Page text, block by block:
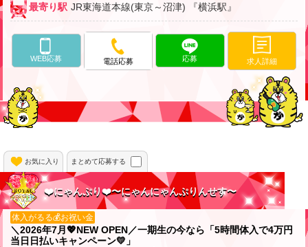
最寄り駅 JR東海道本線(東京～沼津) 『横浜駅』
WEB応募 電話応募 応募 求人詳細
お気に入り まとめて応募する
❤️にゃんぷり❤️〜にゃんにゃんぷりんせす〜
体入がるる💰お祝い金
＼2026年7月💖NEW OPEN／一期生の今なら「5時間体入で4万円
当日日払いキャンペーン💛」